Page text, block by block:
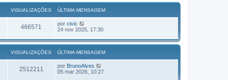
VISUALIZAÇÕES ÚLTIMA MENSAGEM
466571 por civic
24 nov 2025, 17:30
VISUALIZAÇÕES ÚLTIMA MENSAGEM
2512211 por BrunoAlves
05 mar 2026, 10:27